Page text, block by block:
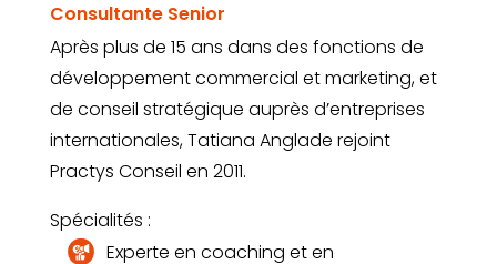
Consultante Senior
Après plus de 15 ans dans des fonctions de
développement commercial et marketing, et
de conseil stratégique auprès d’entreprises
internationales, Tatiana Anglade rejoint
Practys Conseil en 2011.
Spécialités :
Experte en coaching et en